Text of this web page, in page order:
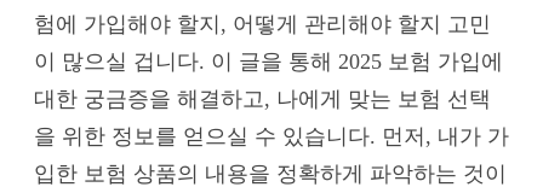
험에 가입해야 할지, 어떻게 관리해야 할지 고민
이 많으실 겁니다. 이 글을 통해 2025 보험 가입에
대한 궁금증을 해결하고, 나에게 맞는 보험 선택
을 위한 정보를 얻으실 수 있습니다. 먼저, 내가 가
입한 보험 상품의 내용을 정확하게 파악하는 것이